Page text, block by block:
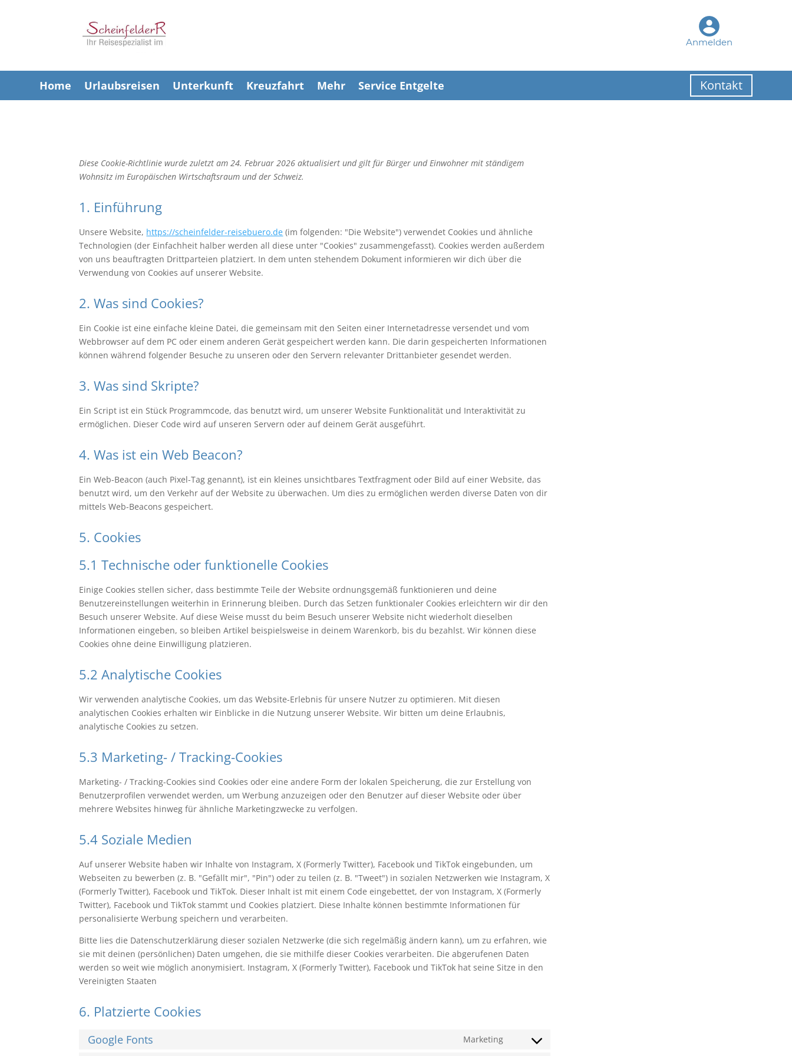
Anmelden
Home Urlaubsreisen Unterkunft Kreuzfahrt Mehr Service Entgelte Kontakt
Diese Cookie-Richtlinie wurde zuletzt am 24. Februar 2026 aktualisiert und gilt für Bürger und Einwohner mit ständigem
Wohnsitz im Europäischen Wirtschaftsraum und der Schweiz.
1. Einführung
Unsere Website, https://scheinfelder-reisebuero.de (im folgenden: "Die Website") verwendet Cookies und ähnliche
Technologien (der Einfachheit halber werden all diese unter "Cookies" zusammengefasst). Cookies werden außerdem
von uns beauftragten Drittparteien platziert. In dem unten stehendem Dokument informieren wir dich über die
Verwendung von Cookies auf unserer Website.
2. Was sind Cookies?
Ein Cookie ist eine einfache kleine Datei, die gemeinsam mit den Seiten einer Internetadresse versendet und vom
Webbrowser auf dem PC oder einem anderen Gerät gespeichert werden kann. Die darin gespeicherten Informationen
können während folgender Besuche zu unseren oder den Servern relevanter Drittanbieter gesendet werden.
3. Was sind Skripte?
Ein Script ist ein Stück Programmcode, das benutzt wird, um unserer Website Funktionalität und Interaktivität zu
ermöglichen. Dieser Code wird auf unseren Servern oder auf deinem Gerät ausgeführt.
4. Was ist ein Web Beacon?
Ein Web-Beacon (auch Pixel-Tag genannt), ist ein kleines unsichtbares Textfragment oder Bild auf einer Website, das
benutzt wird, um den Verkehr auf der Website zu überwachen. Um dies zu ermöglichen werden diverse Daten von dir
mittels Web-Beacons gespeichert.
5. Cookies
5.1 Technische oder funktionelle Cookies
Einige Cookies stellen sicher, dass bestimmte Teile der Website ordnungsgemäß funktionieren und deine
Benutzereinstellungen weiterhin in Erinnerung bleiben. Durch das Setzen funktionaler Cookies erleichtern wir dir den
Besuch unserer Website. Auf diese Weise musst du beim Besuch unserer Website nicht wiederholt dieselben
Informationen eingeben, so bleiben Artikel beispielsweise in deinem Warenkorb, bis du bezahlst. Wir können diese
Cookies ohne deine Einwilligung platzieren.
5.2 Analytische Cookies
Wir verwenden analytische Cookies, um das Website-Erlebnis für unsere Nutzer zu optimieren. Mit diesen
analytischen Cookies erhalten wir Einblicke in die Nutzung unserer Website. Wir bitten um deine Erlaubnis,
analytische Cookies zu setzen.
5.3 Marketing- / Tracking-Cookies
Marketing- / Tracking-Cookies sind Cookies oder eine andere Form der lokalen Speicherung, die zur Erstellung von
Benutzerprofilen verwendet werden, um Werbung anzuzeigen oder den Benutzer auf dieser Website oder über
mehrere Websites hinweg für ähnliche Marketingzwecke zu verfolgen.
5.4 Soziale Medien
Auf unserer Website haben wir Inhalte von Instagram, X (Formerly Twitter), Facebook und TikTok eingebunden, um
Webseiten zu bewerben (z. B. "Gefällt mir", "Pin") oder zu teilen (z. B. "Tweet") in sozialen Netzwerken wie Instagram, X
(Formerly Twitter), Facebook und TikTok. Dieser Inhalt ist mit einem Code eingebettet, der von Instagram, X (Formerly
Twitter), Facebook und TikTok stammt und Cookies platziert. Diese Inhalte können bestimmte Informationen für
personalisierte Werbung speichern und verarbeiten.
Bitte lies die Datenschutzerklärung dieser sozialen Netzwerke (die sich regelmäßig ändern kann), um zu erfahren, wie
sie mit deinen (persönlichen) Daten umgehen, die sie mithilfe dieser Cookies verarbeiten. Die abgerufenen Daten
werden so weit wie möglich anonymisiert. Instagram, X (Formerly Twitter), Facebook und TikTok hat seine Sitze in den
Vereinigten Staaten
6. Platzierte Cookies
Google Fonts Marketing
Consent